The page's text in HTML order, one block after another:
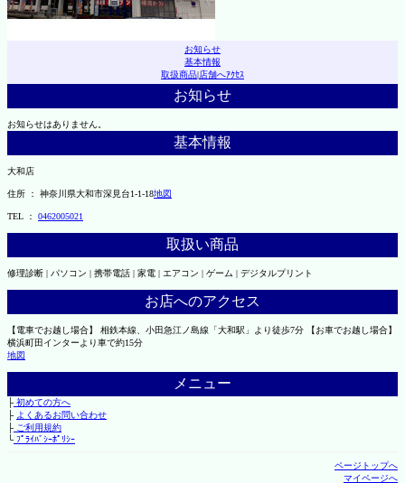
お知らせ
基本情報
取扱商品|店舗へｱｸｾｽ
お知らせ
お知らせはありません。
基本情報
大和店
住所 ： 神奈川県大和市深見台1-1-18地図
TEL ： 0462005021
取扱い商品
修理診断 | パソコン | 携帯電話 | 家電 | エアコン | ゲーム | デジタルプリント
お店へのアクセス
【電車でお越し場合】 相鉄本線、小田急江ノ島線「大和駅」より徒歩7分 【お車でお越し場合】
横浜町田インターより車で約15分
地図
メニュー
├初めての方へ
├ よくあるお問い合わせ
├ご利用規約
└ﾌﾟﾗｲﾊﾞｼｰﾎﾟﾘｼｰ
ページトップへ
マイページへ